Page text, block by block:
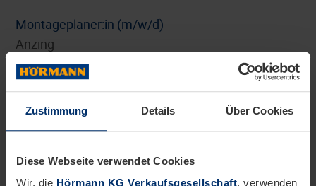
Zustimmung Details Über Cookies
Diese Webseite verwendet Cookies
Wir, die Hörmann KG Verkaufsgesellschaft, verwenden
Montageplaner:in (m/w/d)
Anzing
Personalreferent:in Benefits und HR-Marketing
(m/w/d)
Steinhagen